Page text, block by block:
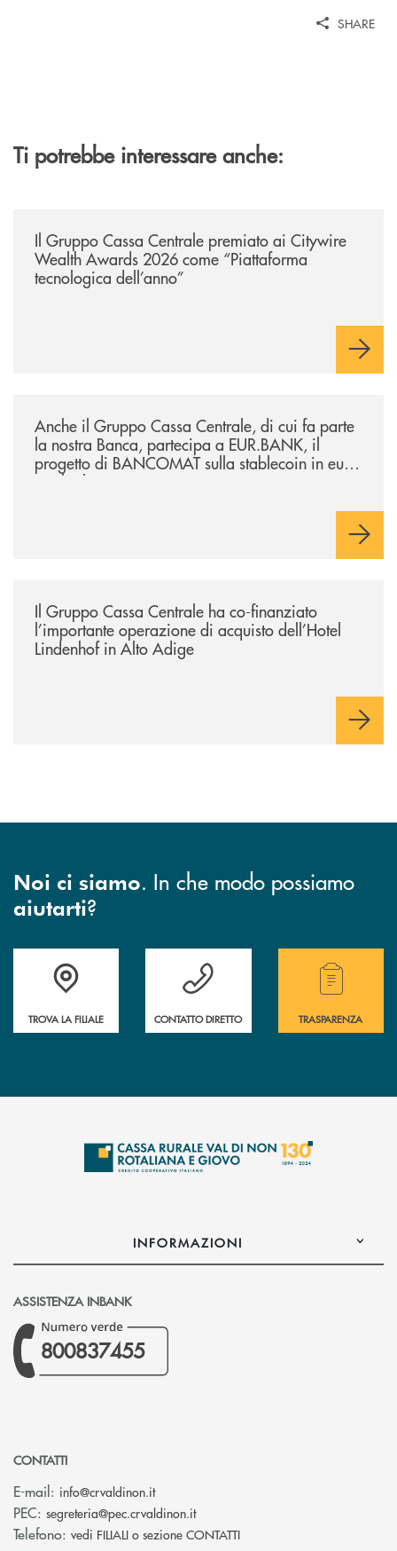
SHARE
Ti potrebbe interessare anche:
Il Gruppo Cassa Centrale premiato ai Citywire
Wealth Awards 2026 come “Piattaforma
tecnologica dell’anno”
Anche il Gruppo Cassa Centrale, di cui fa parte
la nostra Banca, partecipa a EUR.BANK, il
progetto di BANCOMAT sulla stablecoin in euro
e sul relativo ecosistema
Il Gruppo Cassa Centrale ha co-finanziato
l’importante operazione di acquisto dell’Hotel
Lindenhof in Alto Adige
Noi ci siamo. In che modo possiamo
aiutarti?
Accedi all' elenco completo di indirizzo, telefono e mail delle nostre
TROVA LA FILIALE
Hai bisogno di assistenza immediata?
CONTATTO DIRETTO
Hai bisogno di
TRASPARENZA
INFORMAZIONI
ASSISTENZA INBANK
800837455
CONTATTI
E-mail: info@crvaldinon.it(si apre l’app di posta elettronica)
PEC: segreteria@pec.crvaldinon.it(si apre l’app di posta
Telefono: vedi FILIALI o sezione CONTATTI